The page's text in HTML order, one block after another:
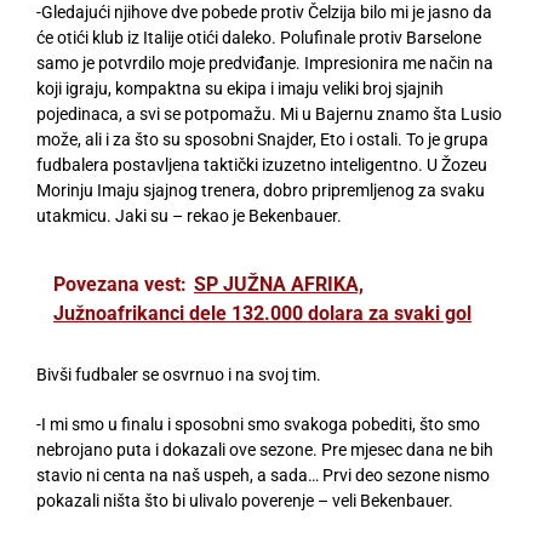
-Gledajući njihove dve pobede protiv Čelzija bilo mi je jasno da
će otići klub iz Italije otići daleko. Polufinale protiv Barselone
samo je potvrdilo moje predviđanje. Impresionira me način na
koji igraju, kompaktna su ekipa i imaju veliki broj sjajnih
pojedinaca, a svi se potpomažu. Mi u Bajernu znamo šta Lusio
može, ali i za što su sposobni Snajder, Eto i ostali. To je grupa
fudbalera postavljena taktički izuzetno inteligentno. U Žozeu
Morinju Imaju sjajnog trenera, dobro pripremljenog za svaku
utakmicu. Jaki su – rekao je Bekenbauer.
Povezana vest: SP JUŽNA AFRIKA,
Južnoafrikanci dele 132.000 dolara za svaki gol
Bivši fudbaler se osvrnuo i na svoj tim.
-I mi smo u finalu i sposobni smo svakoga pobediti, što smo
nebrojano puta i dokazali ove sezone. Pre mjesec dana ne bih
stavio ni centa na naš uspeh, a sada… Prvi deo sezone nismo
pokazali ništa što bi ulivalo poverenje – veli Bekenbauer.